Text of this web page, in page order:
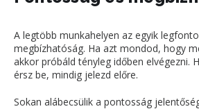
A legtöbb munkahelyen az egyik
megbízhatóság. Ha azt mondod, hogy
akkor próbáld tényleg időben elvégezni.
érsz be, mindig jelezd előre.
Sokan alábecsülik a pontosság